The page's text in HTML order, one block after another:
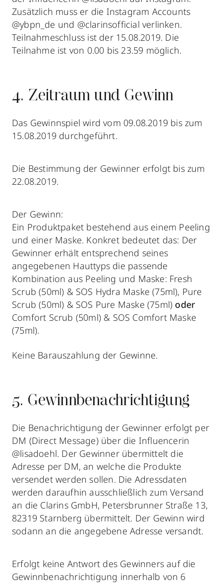
Zusätzlich muss er die Instagram Accounts
@ybpn_de und @clarinsofficial verlinken.
Teilnahmeschluss ist der 15.08.2019. Die
Teilnahme ist von 0.00 bis 23.59 möglich.
4. Zeitraum und Gewinn
Das Gewinnspiel wird vom 09.08.2019 bis zum
15.08.2019 durchgeführt.
Die Bestimmung der Gewinner erfolgt bis zum
22.08.2019.
Der Gewinn:
Ein Produktpaket bestehend aus einem Peeling
und einer Maske. Konkret bedeutet das: Der
Gewinner erhält entsprechend seines
angegebenen Hauttyps die passende
Kombination aus Peeling und Maske: Fresh
Scrub (50ml) & SOS Hydra Maske (75ml), Pure
Scrub (50ml) & SOS Pure Maske (75ml) oder
Comfort Scrub (50ml) & SOS Comfort Maske
(75ml).
Keine Barauszahlung der Gewinne.
5. Gewinnbenachrichtigung
Die Benachrichtigung der Gewinner erfolgt per
DM (Direct Message) über die Influencerin
@lisadoehl. Der Gewinner übermittelt die
Adresse per DM, an welche die Produkte
versendet werden sollen. Die Adressdaten
werden daraufhin ausschließlich zum Versand
an die Clarins GmbH, Petersbrunner Straße 13,
82319 Starnberg übermittelt. Der Gewinn wird
sodann an die angegebene Adresse versandt.
Erfolgt keine Antwort des Gewinners auf die
Gewinnbenachrichtigung innerhalb von 6